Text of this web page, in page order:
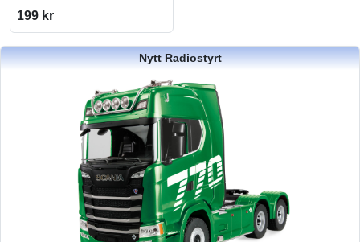
199 kr
Nytt Radiostyrt